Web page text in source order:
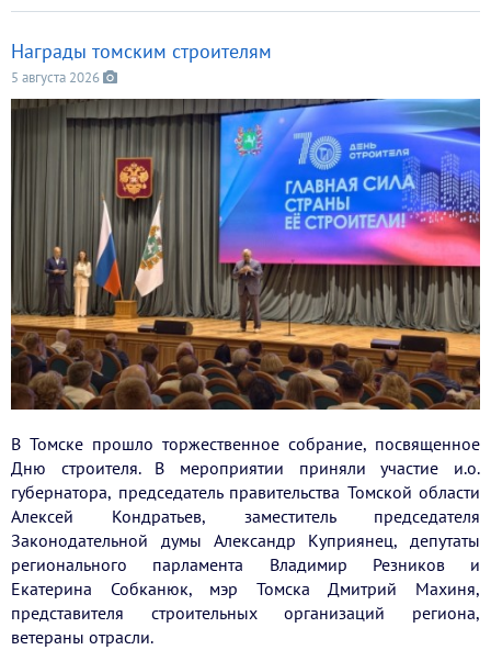
Награды томским строителям
5 августа 2026
В Томске прошло торжественное собрание, посвященное
Дню строителя. В мероприятии приняли участие и.о.
губернатора, председатель правительства Томской области
Алексей Кондратьев, заместитель председателя
Законодательной думы Александр Куприянец, депутаты
регионального парламента Владимир Резников и
Екатерина Собканюк, мэр Томска Дмитрий Махиня,
представителя строительных организаций региона,
ветераны отрасли.